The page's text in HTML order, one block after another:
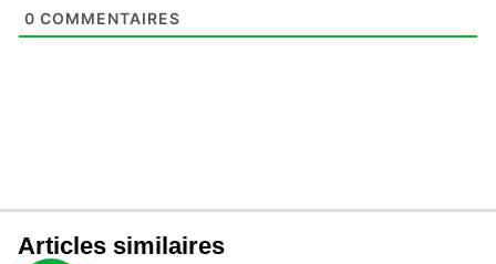
0 COMMENTAIRES
Articles similaires